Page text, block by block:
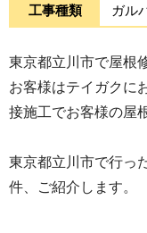
工事種類 ガル
東京都立川市で屋根
お客様はテイガクに
接施工でお客様の屋
東京都立川市で行っ
件、ご紹介します。